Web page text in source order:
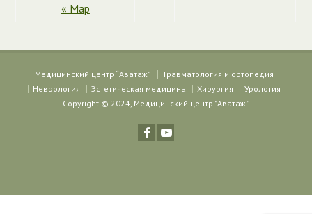
« Мар
Медицинский центр “Аватаж”
Травматология и ортопедия
Неврология
Эстетическая медицина Хирургия
Урология
Copyright © 2024, Медицинский центр "Аватаж".